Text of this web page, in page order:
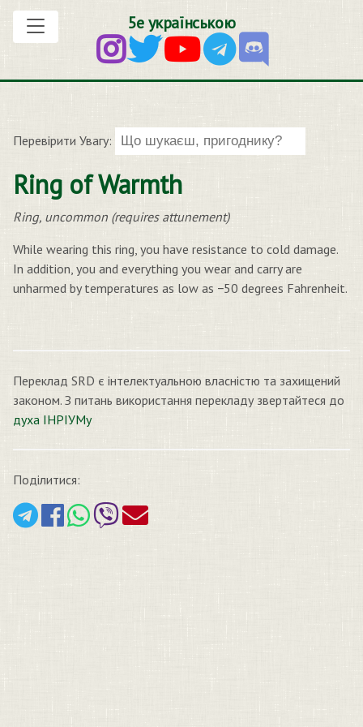
5е українською
Перевірити Увагу:
Ring of Warmth
Ring, uncommon (requires attunement)
While wearing this ring, you have resistance to cold damage.
In addition, you and everything you wear and carry are
unharmed by temperatures as low as −50 degrees Fahrenheit.
Переклад SRD є інтелектуальною власністю та захищений
законом. З питань використання перекладу звертайтеся до
духа ІНРІУМу
Поділитися: